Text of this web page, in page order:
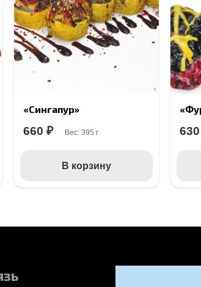
«Сингапур»
660 ₽ Вес: 395 г
В корзину